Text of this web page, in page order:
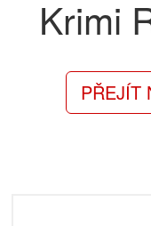
Krimi
PŘEJÍT